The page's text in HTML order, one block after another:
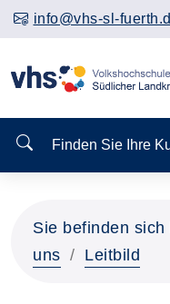
info@vhs-sl-
Finden Sie Ihre
Sie befinden sich
uns
Leitbild